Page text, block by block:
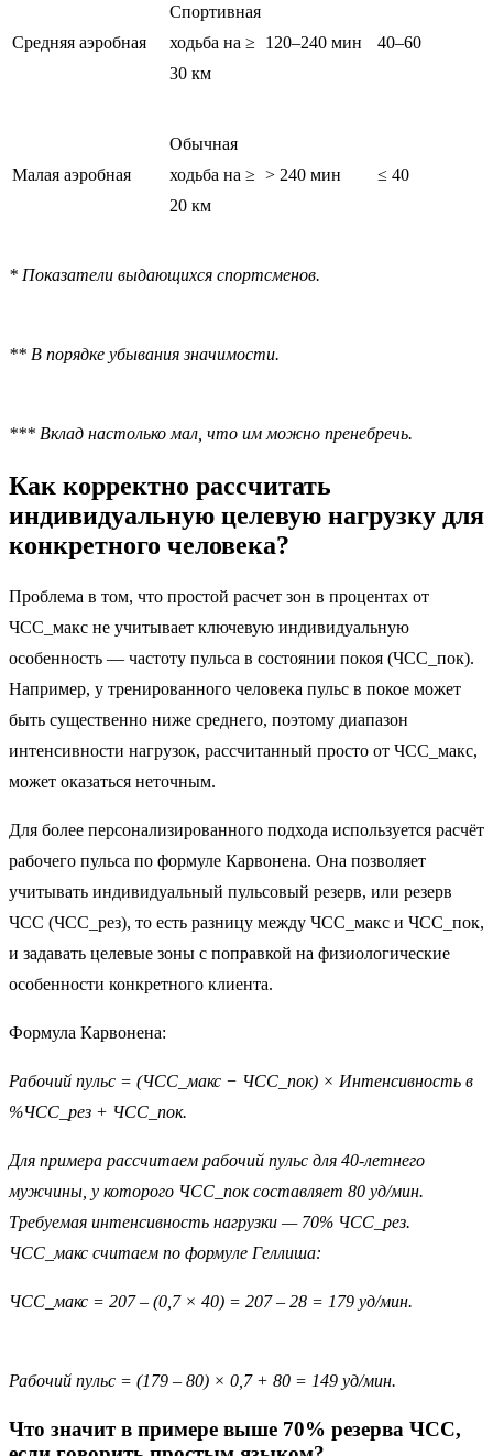
Средняя аэробная
Спортивная
ходьба на ≥
30 км
120–240 мин 40–60
Малая аэробная
Обычная
ходьба на ≥
20 км
> 240 мин ≤ 40
* Показатели выдающихся спортсменов.
** В порядке убывания значимости.
*** Вклад настолько мал, что им можно пренебречь.
Как корректно рассчитать
индивидуальную целевую нагрузку для
конкретного человека?
Проблема в том, что простой расчет зон в процентах от
ЧСС_макс не учитывает ключевую индивидуальную
особенность — частоту пульса в состоянии покоя (ЧСС_пок).
Например, у тренированного человека пульс в покое может
быть существенно ниже среднего, поэтому диапазон
интенсивности нагрузок, рассчитанный просто от ЧСС_макс,
может оказаться неточным.
Для более персонализированного подхода используется расчёт
рабочего пульса по формуле Карвонена. Она позволяет
учитывать индивидуальный пульсовый резерв, или резерв
ЧСС (ЧСС_рез), то есть разницу между ЧСС_макс и ЧСС_пок,
и задавать целевые зоны с поправкой на физиологические
особенности конкретного клиента.
Формула Карвонена:
Рабочий пульс = (ЧСС_макс − ЧСС_пок) × Интенсивность в
%ЧСС_рез + ЧСС_пок.
Для примера рассчитаем рабочий пульс для 40-летнего
мужчины, у которого ЧСС_пок составляет 80 уд/мин.
Требуемая интенсивность нагрузки — 70% ЧСС_рез.
ЧСС_макс считаем по формуле Геллиша:
ЧСС_макс = 207 – (0,7 × 40) = 207 – 28 = 179 уд/мин.
Рабочий пульс = (179 – 80) × 0,7 + 80 = 149 уд/мин.
Что значит в примере выше 70% резерва ЧСС,